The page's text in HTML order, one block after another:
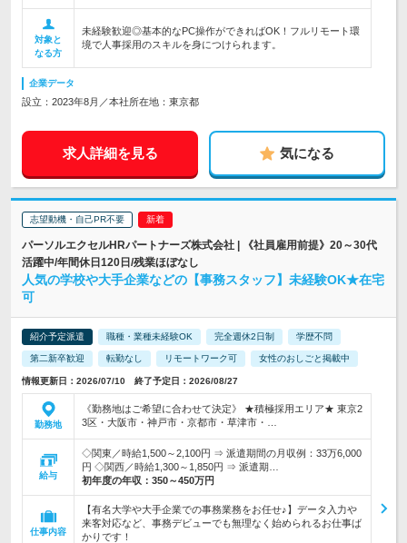
対象と
なる方
未経験歓迎◎基本的なPC操作ができればOK！フルリモート環
境で人事採用のスキルを身につけられます。
企業データ
設立：2023年8月／本社所在地：東京都
求人詳細を見る 気になる
志望動機・自己PR不要
パーソルエクセルHRパートナーズ株式会社 | 《社員雇用前提》20～30代
活躍中/年間休日120日/残業ほぼなし
人気の学校や大手企業などの【事務スタッフ】未経験OK★在宅
可
紹介予定派遣 職種・業種未経験OK 完全週休2日制 学歴不問
第二新卒歓迎 転勤なし リモートワーク可 女性のおしごと掲載中
情報更新日：2026/07/10 終了予定日：2026/08/27
勤務地
《勤務地はご希望に合わせて決定》 ★積極採用エリア★ 東京2
3区・大阪市・神戸市・京都市・草津市・…
給与
◇関東／時給1,500～2,100円 ⇒ 派遣期間の月収例：33万6,000
円 ◇関西／時給1,300～1,850円 ⇒ 派遣期…
初年度の年収： 350～450万円
仕事内容
【有名大学や大手企業での事務業務をお任せ♪】データ入力や
来客対応など、事務デビューでも無理なく始められるお仕事ば
かりです！